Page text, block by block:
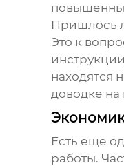
Пришлось
Это к
находятся
доводке
Есть еще
работы.